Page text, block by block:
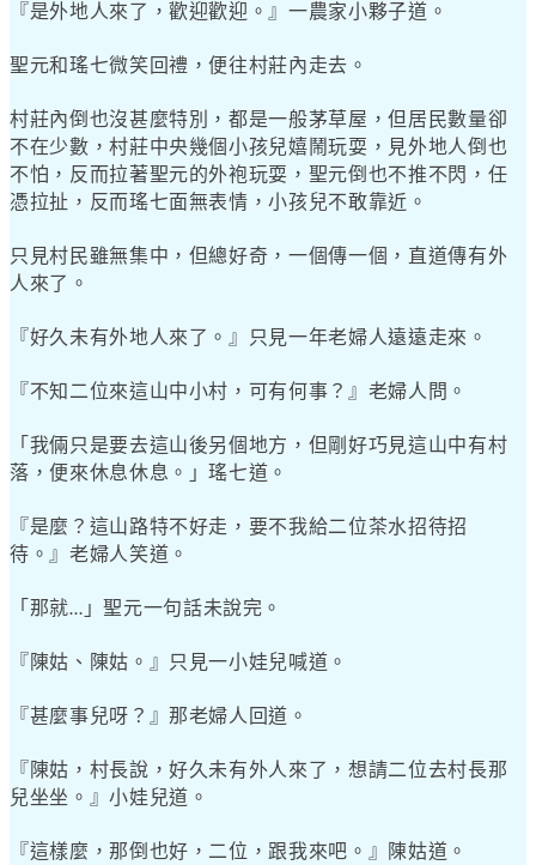
『是外地人來了，歡迎歡迎。』一農家小夥子道。
聖元和瑤七微笑回禮，便往村莊內走去。
村莊內倒也沒甚麼特別，都是一般茅草屋，但居民數量卻
不在少數，村莊中央幾個小孩兒嬉鬧玩耍，見外地人倒也
不怕，反而拉著聖元的外袍玩耍，聖元倒也不推不閃，任
憑拉扯，反而瑤七面無表情，小孩兒不敢靠近。
只見村民雖無集中，但總好奇，一個傳一個，直道傳有外
人來了。
『好久未有外地人來了。』只見一年老婦人遠遠走來。
『不知二位來這山中小村，可有何事？』老婦人問。
「我倆只是要去這山後另個地方，但剛好巧見這山中有村
落，便來休息休息。」瑤七道。
『是麼？這山路特不好走，要不我給二位茶水招待招
待。』老婦人笑道。
「那就… 」聖元一句話未說完。
『陳姑、陳姑。』只見一小娃兒喊道。
『甚麼事兒呀？』那老婦人回道。
『陳姑，村長說，好久未有外人來了，想請二位去村長那
兒坐坐。』小娃兒道。
『這樣麼，那倒也好，二位，跟我來吧。』陳姑道。